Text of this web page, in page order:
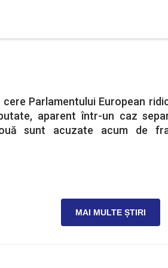
Parlamentului European
aparent într-un caz
sunt acuzate acum de
MAI MULTE ȘTIRI